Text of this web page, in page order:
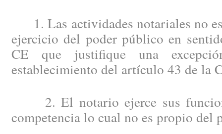
1. Las actividades notariales no
ejercicio del poder público en
CE que justifique una
establecimiento del artículo 43 de la
2. El notario ejerce sus
competencia lo cual no es propio del